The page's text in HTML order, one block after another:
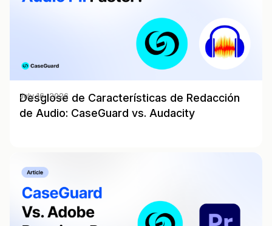
Desglose de Características de Redacción
de Audio: CaseGuard vs. Audacity
July 16, 2026